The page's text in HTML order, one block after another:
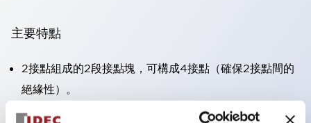
主要特點
2接點組成的2段接點塊，可構成4接點（確保2接點間的
絕緣性）。
面板深度39.9mm（※11段接點塊）、59.9mm（※22段